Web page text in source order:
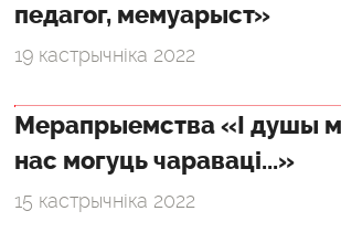
педагог, мемуарыст»
19 кастрычніка 2022
Мерапрыемства «І душы
нас могуць чараваці...»
15 кастрычніка 2022